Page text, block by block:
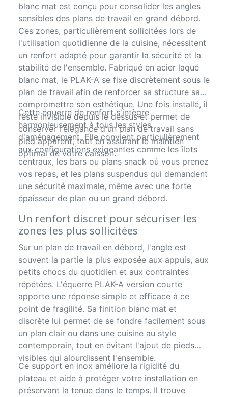
blanc mat est conçu pour consolider les angles
sensibles des plans de travail en grand débord.
Ces zones, particulièrement sollicitées lors de
l'utilisation quotidienne de la cuisine, nécessitent
un renfort adapté pour garantir la sécurité et la
stabilité de l'ensemble. Fabriqué en acier laqué
blanc mat, le PLAK-A se fixe discrètement sous le
plan de travail afin de renforcer sa structure sans
compromettre son esthétique. Une fois installé, il
reste invisible depuis le dessus et permet de
conserver l'élégance d'un plan de travail sans
pied apparent, tout en assurant le maintien
optimal de votre caisson.
Cette équerre de renfort s'intègre
harmonieusement à tous les styles
d'aménagement. Elle convient particulièrement
aux configurations exigeantes comme les îlots
centraux, les bars ou plans snack où vous prenez
vos repas, et les plans suspendus qui demandent
une sécurité maximale, même avec une forte
épaisseur de plan ou un grand débord.
Un renfort discret pour sécuriser les
zones les plus sollicitées
Sur un plan de travail en débord, l'angle est
souvent la partie la plus exposée aux appuis, aux
petits chocs du quotidien et aux contraintes
répétées. L'équerre PLAK-A version courte
apporte une réponse simple et efficace à ce
point de fragilité. Sa finition blanc mat et
discrète lui permet de se fondre facilement sous
un plan clair ou dans une cuisine au style
contemporain, tout en évitant l'ajout de pieds
visibles qui alourdissent l'ensemble.
Ce support en inox améliore la rigidité du
plateau et aide à protéger votre installation en
préservant la tenue dans le temps. Il trouve